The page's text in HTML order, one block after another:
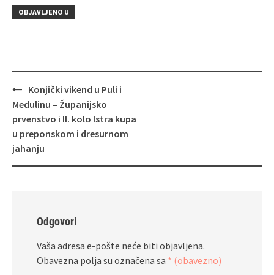
OBJAVLJENO U
Navigacija
objava
Konjički vikend u Puli i
Medulinu – Županijsko
prvenstvo i II. kolo Istra kupa
u preponskom i dresurnom
jahanju
Odgovori
Vaša adresa e-pošte neće biti objavljena.
Obavezna polja su označena sa * (obavezno)